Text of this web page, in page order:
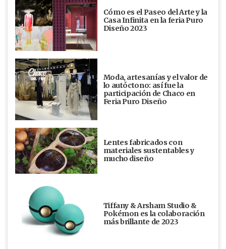
Cómo es el Paseo del Arte y la
Casa Infinita en la feria Puro
Diseño 2023
Moda, artesanías y el valor de
lo autóctono: así fue la
participación de Chaco en
Feria Puro Diseño
Lentes fabricados con
materiales sustentables y
mucho diseño
Tiffany & Arsham Studio &
Pokémon es la colaboración
más brillante de 2023